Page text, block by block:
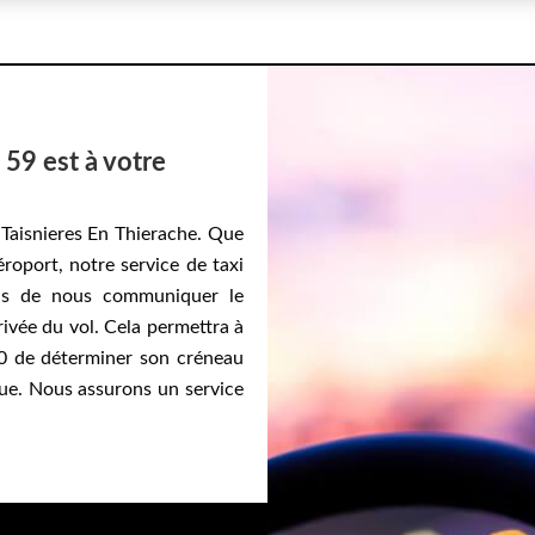
59 est à votre
En Thierache. Que
notre service de taxi
de nous communiquer le
du vol. Cela permettra à
de déterminer son créneau
Nous assurons un service